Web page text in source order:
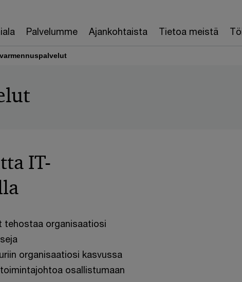
Palvelumme Ajankohtaista Tietoa meistä
IT-
tehostaa organisaatiosi
organisaatiosi kasvussa
osallistumaan